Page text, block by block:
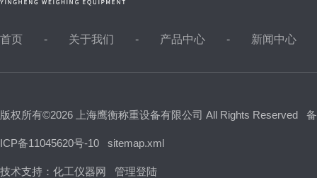
首页 关于我们 产品中心 新闻中心
版权所有©2026 上海鹰衡称重设备有限公司 All Rights Reserved
ICP备11045620号-10 sitemap.xml
技术支持： 化工仪器网 管理登陆